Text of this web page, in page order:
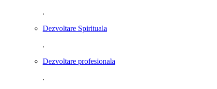
.
Dezvoltare Spirituala
.
Dezvoltare profesionala
.